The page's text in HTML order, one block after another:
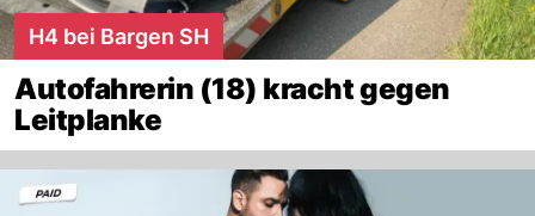
H4 bei Bargen SH
Autofahrerin (18) kracht gegen
Leitplanke